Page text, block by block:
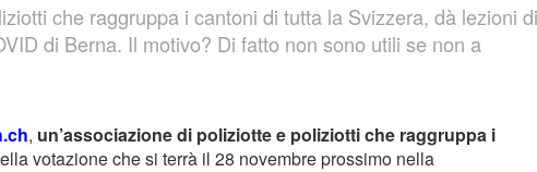
che raggruppa i cantoni di tutta la Svizzera, dà lezioni di
di Berna. Il motivo? Di fatto non sono utili se non a
, un’associazione di poliziotte e poliziotti che raggruppa i
votazione che si terrà il 28 novembre prossimo nella